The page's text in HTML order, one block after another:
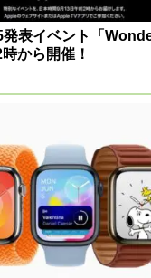
表イベント「
から開催！